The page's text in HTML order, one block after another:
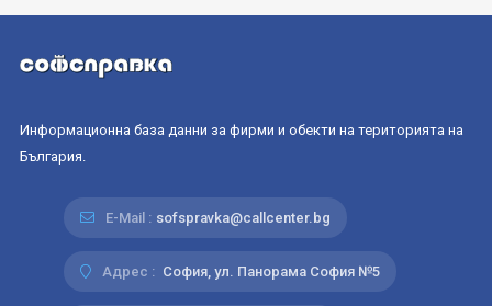
Информационна база данни за фирми и обекти на територията на
България.
E-Mail : sofspravka@callcenter.bg
Адрес : София, ул. Панорама София №5